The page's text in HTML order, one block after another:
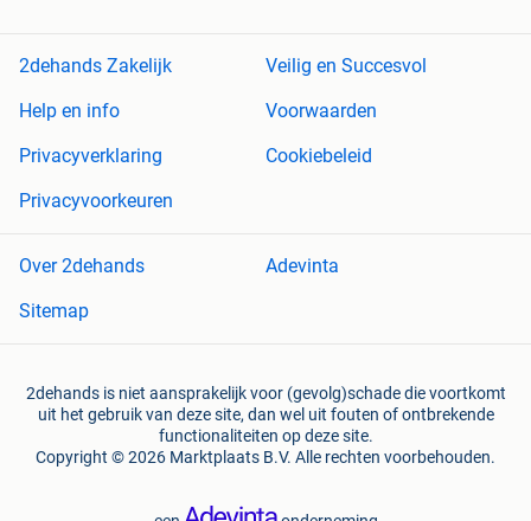
2dehands Zakelijk
Veilig en Succesvol
Help en info
Voorwaarden
Privacyverklaring
Cookiebeleid
Privacyvoorkeuren
Over 2dehands
Adevinta
Sitemap
2dehands is niet aansprakelijk voor (gevolg)schade die voortkomt
uit het gebruik van deze site, dan wel uit fouten of ontbrekende
functionaliteiten op deze site.
Copyright © 2026 Marktplaats B.V. Alle rechten voorbehouden.